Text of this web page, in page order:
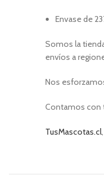
Envase de
Somos la
envíos a
Nos
Contamos con
TusMascotas.cl